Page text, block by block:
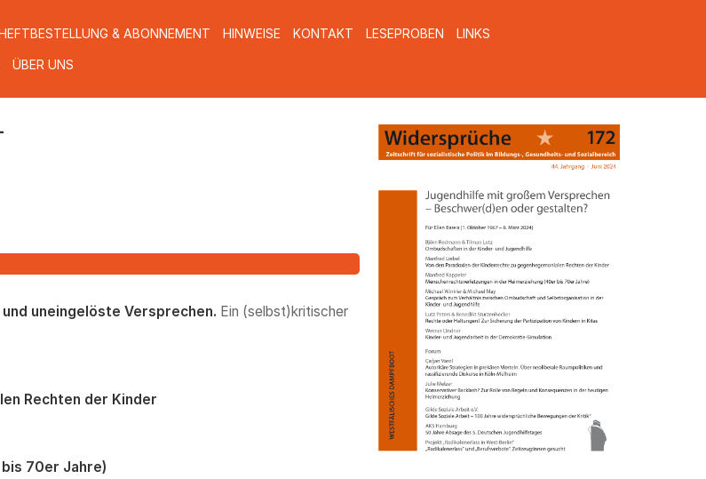
& ABONNEMENT HINWEISE KONTAKT LESEPROBEN LINKS
ÜBER UNS
uneingelöste Versprechen. Ein (selbst)kritischer
Rechten der Kinder
70er Jahre)
Widerspr_172.gif